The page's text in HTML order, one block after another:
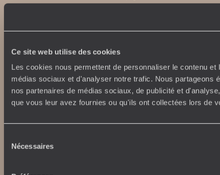
Ce site web utilise des cookies
Les cookies nous permettent de personnaliser le contenu
médias sociaux et d'analyser notre trafic. Nous partageons
nos partenaires de médias sociaux, de publicité et
que vous leur avez fournies ou qu'ils ont collectées lors de
Nécessaires
originaltravel.co.uk
extraordinaryjourneys.com